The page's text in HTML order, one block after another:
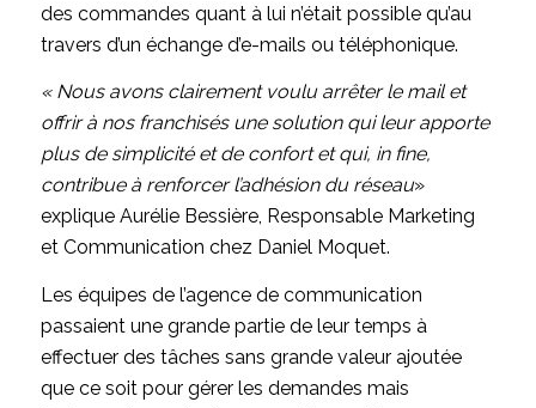
des commandes quant à lui n’était possible qu’au
travers d’un échange d’e-mails ou téléphonique.
« Nous avons clairement voulu arrêter le mail et
offrir à nos franchisés une solution qui leur apporte
plus de simplicité et de confort et qui, in fine,
contribue à renforcer l’adhésion du réseau»
explique Aurélie Bessière, Responsable Marketing
et Communication chez Daniel Moquet.
Les équipes de l’agence de communication
passaient une grande partie de leur temps à
effectuer des tâches sans grande valeur ajoutée
que ce soit pour gérer les demandes mais